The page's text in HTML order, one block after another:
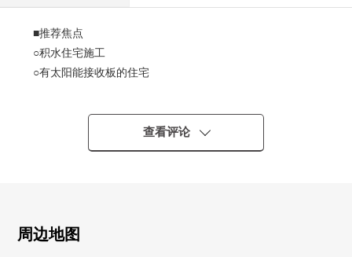
■推荐焦点
○积水住宅施工
○有太阳能接收板的住宅
○LDK是高断热Pair玻璃使用
○1楼走廊是作为打扮的瓷砖风格。
○有开放感觉的Island厨房
查看评论
周边地图